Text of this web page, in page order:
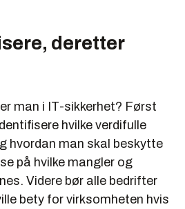
deretter
man i IT-sikkerhet? Først
hvilke verdifulle
hvordan man skal beskytte
på hvilke mangler og
Videre bør alle bedrifter
bety for virksomheten hvis